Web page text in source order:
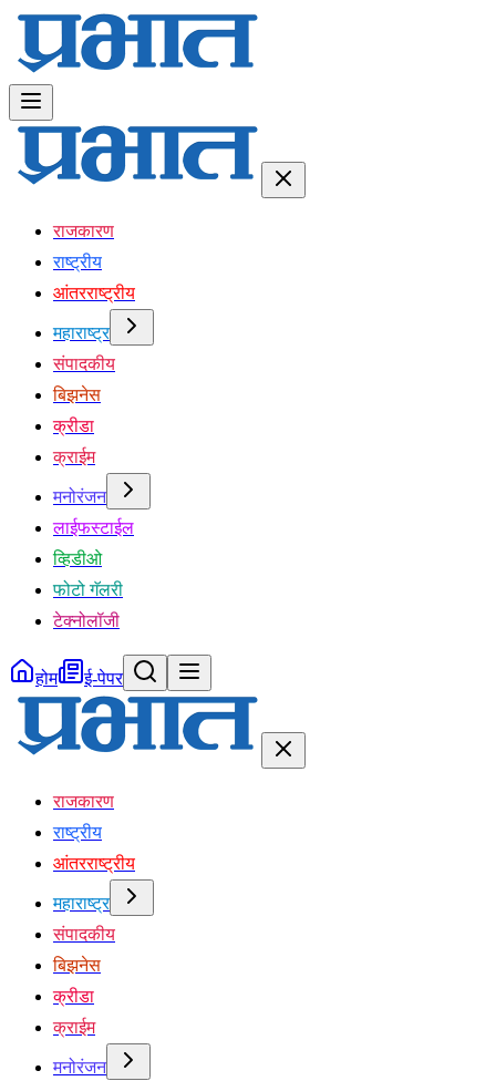
राजकारण
राष्ट्रीय
आंतरराष्ट्रीय
महाराष्ट्र
संपादकीय
बिझनेस
क्रीडा
क्राईम
मनोरंजन
लाईफस्टाईल
व्हिडीओ
फोटो गॅलरी
टेक्नोलॉजी
होम ई-पेपर
राजकारण
राष्ट्रीय
आंतरराष्ट्रीय
महाराष्ट्र
संपादकीय
बिझनेस
क्रीडा
क्राईम
मनोरंजन